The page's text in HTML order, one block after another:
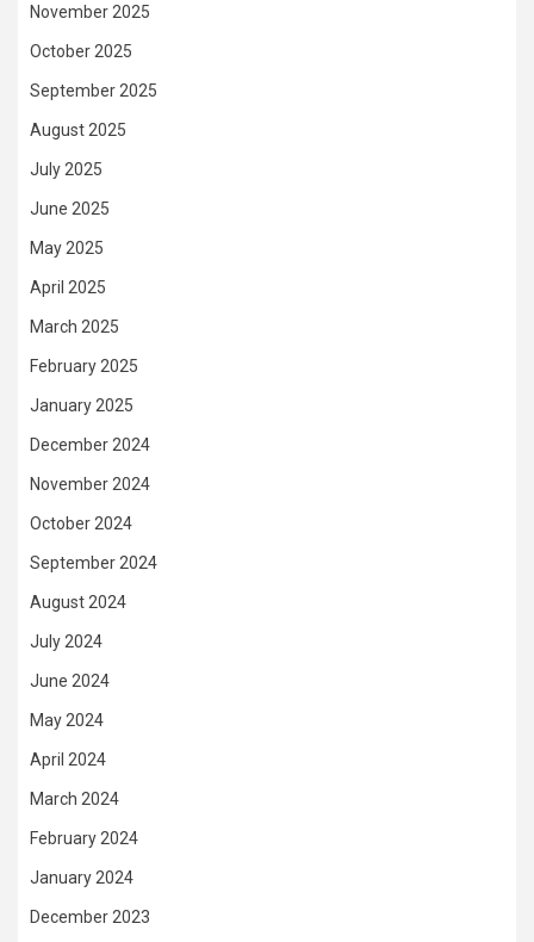
November 2025
October 2025
September 2025
August 2025
July 2025
June 2025
May 2025
April 2025
March 2025
February 2025
January 2025
December 2024
November 2024
October 2024
September 2024
August 2024
July 2024
June 2024
May 2024
April 2024
March 2024
February 2024
January 2024
December 2023